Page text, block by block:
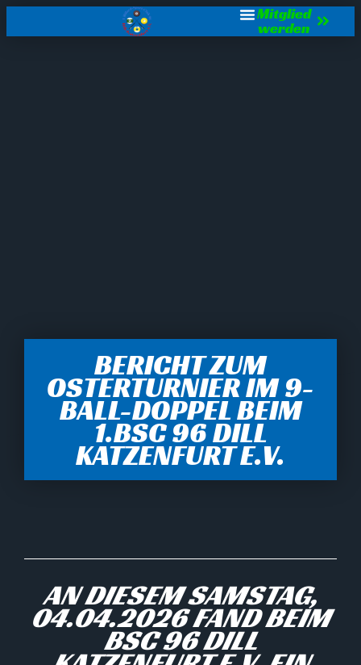
Mitglied
werden
BERICHT ZUM
OSTERTURNIER IM 9-
BALL-DOPPEL BEIM
1.BSC 96 DILL
KATZENFURT E.V.
AN DIESEM SAMSTAG,
04.04.2026 FAND BEIM
BSC 96 DILL